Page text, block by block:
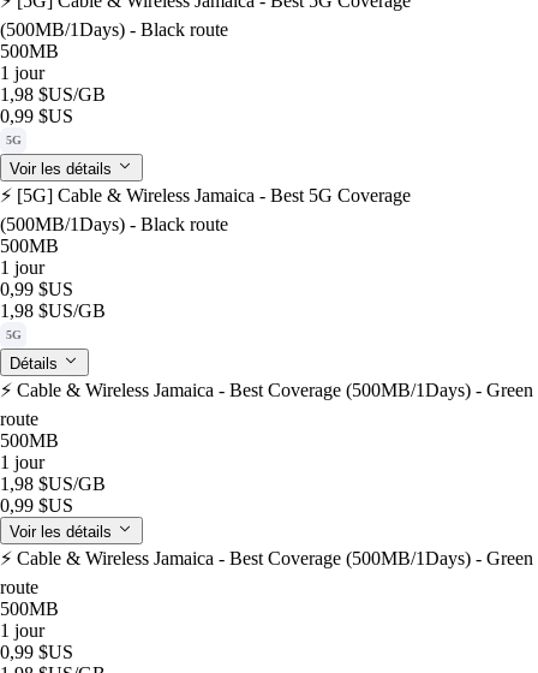
(500MB/1Days) - Black route
500MB
1 jour
1,98 $US/GB
0,99 $US
5G
Voir les détails
⚡️ [5G] Cable & Wireless Jamaica - Best 5G Coverage
(500MB/1Days) - Black route
500MB
1 jour
0,99 $US
1,98 $US/GB
5G
Détails
⚡️ Cable & Wireless Jamaica - Best Coverage (500MB/1Days) - Green
route
500MB
1 jour
1,98 $US/GB
0,99 $US
Voir les détails
⚡️ Cable & Wireless Jamaica - Best Coverage (500MB/1Days) - Green
route
500MB
1 jour
0,99 $US